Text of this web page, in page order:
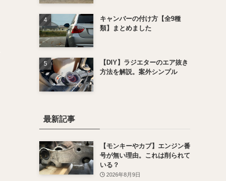
キャンバーの付け方【全9種
類】まとめました
【DIY】ラジエターのエア抜き
方法を解説。案外シンプル
最新記事
【モンキーやカブ】エンジン番
号が無い理由。これは削られて
いる？
2026年8月9日